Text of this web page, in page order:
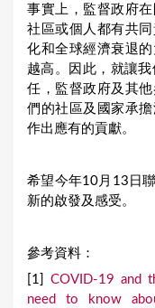
事實上，監督政府
社區或個人都有共
化和全球經濟衰退
越高。因此，就讓
任，監督政府及其
們的社區及國家承
作出應有的貢獻。
希望今年10月13日
新的啟發及感受。
參考資料：
[1]COVID-19 and
need to know